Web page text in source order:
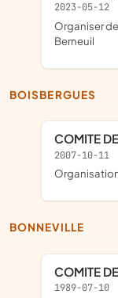
2023-05-12
organiser des manifestations dans la commune de
Berneuil
BOISBERGUES
COMITE
2007-10-11
BONNEVILLE
COMITE
1989-07-10